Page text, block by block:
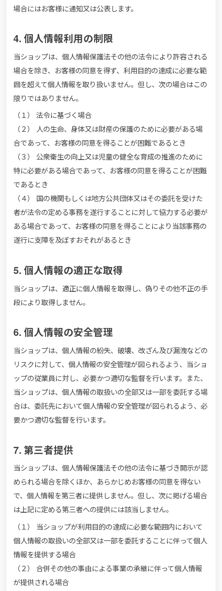
場合にはお客様に通知又は公表します。
4. 個人情報利用の制限
当ショップは、個人情報保護法その他の法令により許容される
場合を除き、お客様の同意を得ず、利用目的の達成に必要な範
囲を超えて個人情報を取り扱いません。但し、次の場合はこの
限りではありません。
（１） 法令に基づく場合
（２） 人の生命、身体又は財産の保護のために必要がある場
合であって、お客様の同意を得ることが困難であるとき
（３） 公衆衛生の向上又は児童の健全な育成の推進のために
特に必要がある場合であって、お客様の同意を得ることが困難
であるとき
（４） 国の機関もしくは地方公共団体又はその委託を受けた
者が法令の定める事務を遂行することに対して協力する必要が
ある場合であって、お客様の同意を得ることにより当該事務の
遂行に支障を及ぼすおそれがあるとき
5. 個人情報の適正な取得
当ショップは、適正に個人情報を取得し、偽りその他不正の手
段により取得しません。
6. 個人情報の安全管理
当ショップは、個人情報の紛失、破壊、改ざん及び漏洩などの
リスクに対して、個人情報の安全管理が図られるよう、当ショ
ップの従業員に対し、必要かつ適切な監督を行います。また、
当ショップは、個人情報の取扱いの全部又は一部を委託する場
合は、委託先において個人情報の安全管理が図られるよう、必
要かつ適切な監督を行います。
7. 第三者提供
当ショップは、個人情報保護法その他の法令に基づき開示が認
められる場合を除くほか、あらかじめお客様の同意を得ない
で、個人情報を第三者に提供しません。但し、次に掲げる場合
は上記に定める第三者への提供には該当しません。
（１） 当ショップが利用目的の達成に必要な範囲内において
個人情報の取扱いの全部又は一部を委託することに伴って個人
情報を提供する場合
（２） 合併その他の事由による事業の承継に伴って個人情報
が提供される場合